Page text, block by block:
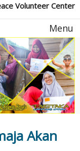
Volunteer Center
Menu
Akan